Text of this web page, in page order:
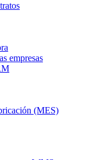
empresas
(MES)